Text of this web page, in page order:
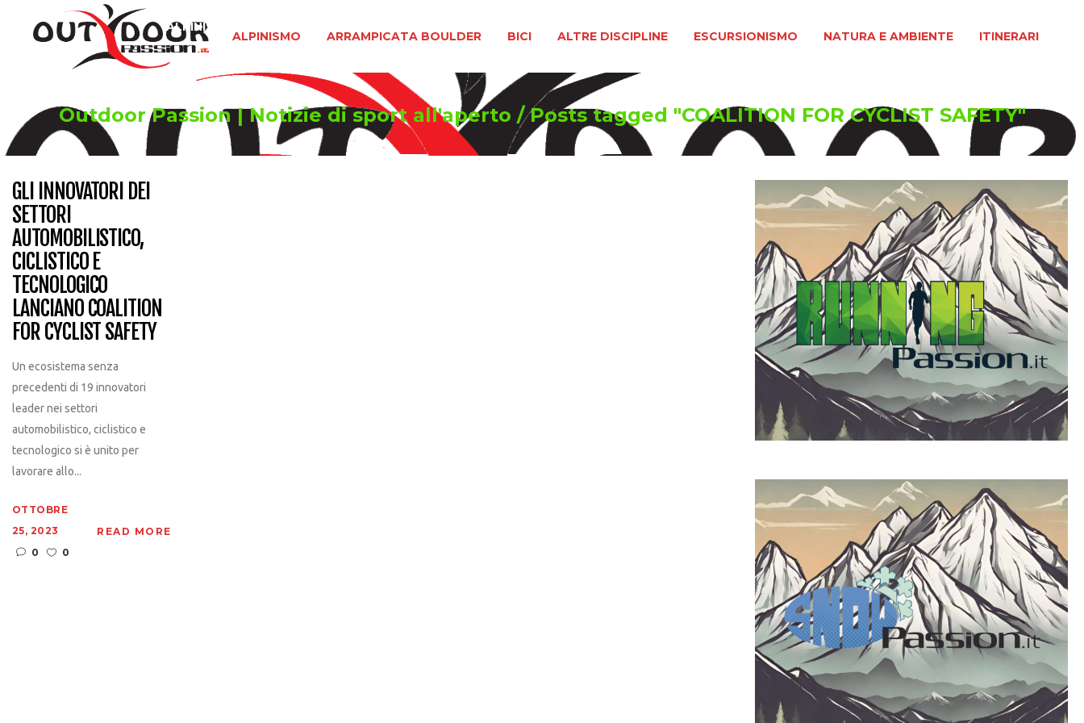
ALPINISMO ARRAMPICATA BOULDER BICI ALTRE DISCIPLINE ESCURSIONISMO NATURA E AMBIENTE ITINERARI
ALPINISMO
Outdoor Passion | Notizie di sport all'aperto /Posts tagged "COALITION FOR CYCLIST SAFETY"
GLI INNOVATORI DEI
SETTORI
AUTOMOBILISTICO,
CICLISTICO E
TECNOLOGICO
LANCIANO COALITION
FOR CYCLIST SAFETY
Un ecosistema senza
precedenti di 19 innovatori
leader nei settori
automobilistico, ciclistico e
tecnologico si è unito per
lavorare allo...
OTTOBRE
25, 2023
0
0
READ MORE